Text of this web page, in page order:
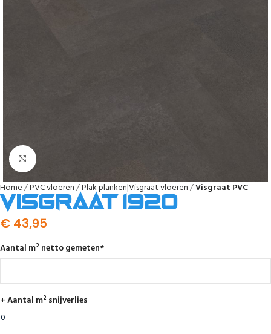
Home PVC vloeren Plak planken|Visgraat vloeren Visgraat PVC
Visgraat 1920
€ 43,95
Aantal m² netto gemeten*
+ Aantal m² snijverlies
Afbeelding vergroten